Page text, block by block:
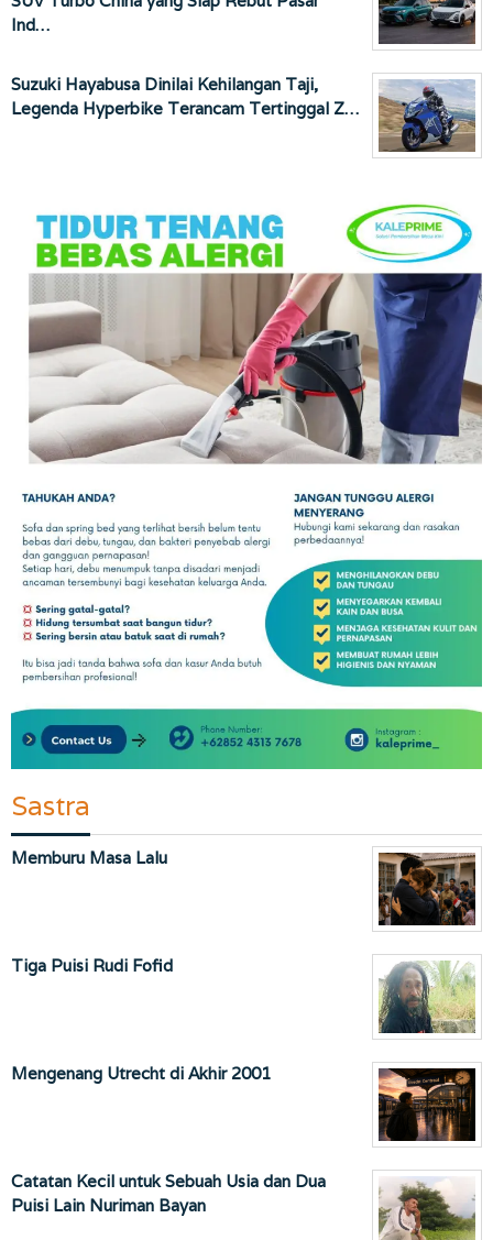
Ind…
Suzuki Hayabusa Dinilai Kehilangan Taji,
Legenda Hyperbike Terancam Tertinggal Z…
Sastra
Memburu Masa Lalu
Tiga Puisi Rudi Fofid
Mengenang Utrecht di Akhir 2001
Catatan Kecil untuk Sebuah Usia dan Dua
Puisi Lain Nuriman Bayan